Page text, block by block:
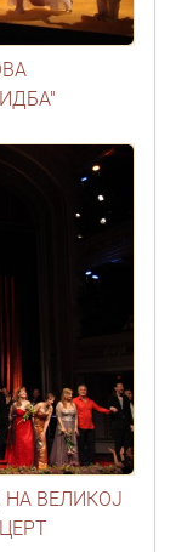
ВЕЛИКОЈ